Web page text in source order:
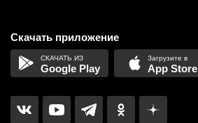
Скачать приложение
Google Play App Store